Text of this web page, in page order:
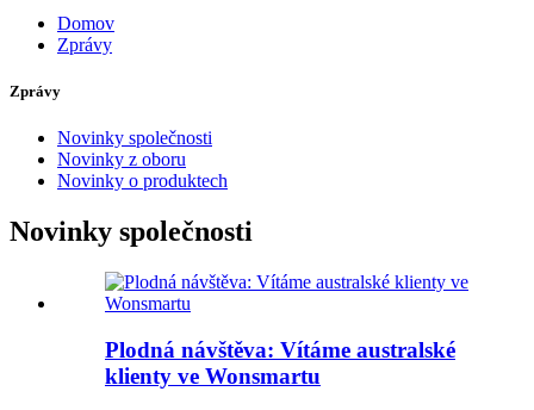
Domov
Zprávy
Zprávy
Novinky společnosti
Novinky z oboru
Novinky o produktech
Novinky společnosti
Plodná návštěva: Vítáme australské
klienty ve Wonsmartu